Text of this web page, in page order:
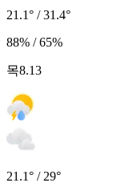
21.1° / 31.4°
88% / 65%
목8.13
21.1° / 29°